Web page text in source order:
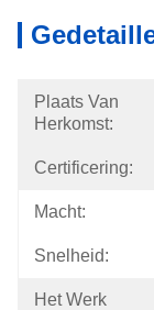
Plaats Van
Herkomst:
Certificering:
Macht:
Snelheid:
Het Werk